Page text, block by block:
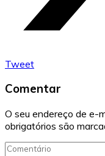
Tweet
Comentar
O seu endereço de e-
obrigatórios são